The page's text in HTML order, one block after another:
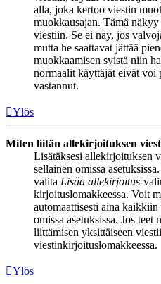
alla, joka kertoo viestin
muokkausajan. Tämä
viestiin. Se ei näy, jos
mutta he saattavat jättää
muokkaamisen syistä niin
normaalit käyttäjät eivät voi
vastannut.
Ylös
Miten liitän allekirjoituksen
Lisätäksesi allekirjoituksen
sellainen omissa
valita Lisää allekirjoitus-
kirjoituslomakkeessa. Voit
automaattisesti aina
omissa asetuksissa. Jos
liittämisen yksittäiseen
viestinkirjoituslomakkeessa.
Ylös